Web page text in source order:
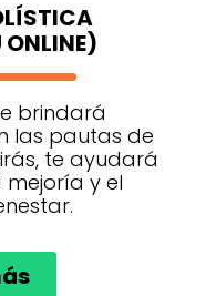
ONLINE)
brindará
las pautas de
te ayudará
y el